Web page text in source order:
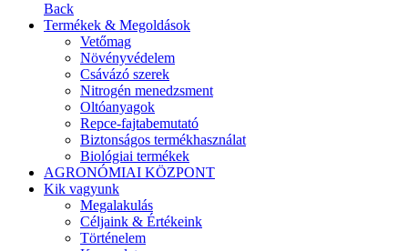
Back
Termékek & Megoldások
Vetőmag
Növényvédelem
Csávázó szerek
Nitrogén menedzsment
Oltóanyagok
Repce-fajtabemutató
Biztonságos termékhasználat
Biológiai termékek
AGRONÓMIAI KÖZPONT
Kik vagyunk
Megalakulás
Céljaink & Értékeink
Történelem